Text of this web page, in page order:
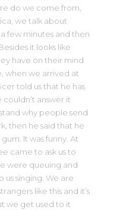
do we come from,
we talk about
few minutes and then
it looks like
have on their mind
when we arrived at
told us that he has
answer it
why people send
then he said that he
It was funny. At
came to ask us to
were queuing and
us singing. We are
like this and it’s
we get used to it